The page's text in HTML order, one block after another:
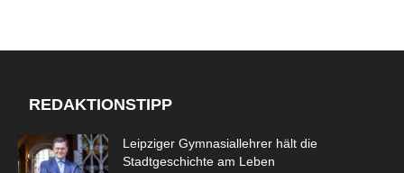
REDAKTIONSTIPP
Leipziger Gymnasiallehrer hält die
Stadtgeschichte am Leben